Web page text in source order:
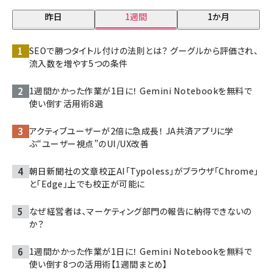
昨日 1週間 1か月
SEOで勝つタイトル付けの法則とは？ グーグルから評価され、
流入数を増やす5つの条件
1週間かかった作業が1日に！ Gemini Notebookを無料で
使い倒す活用術8選
アクティブユーザーが2倍に急成長！ JA共済アプリに学
ぶ“ユーザー視点”のUI/UX改善
朝日新聞社の文章校正AI「Typoless」がブラウザ「Chrome」
と「Edge」上でも校正が可能に
なぜ経営者は、マーケティング部門の報告に納得できないの
か？
1週間かかった作業が1日に！ Gemini Notebookを無料で
使い倒す8つの活用術【1週間まとめ】